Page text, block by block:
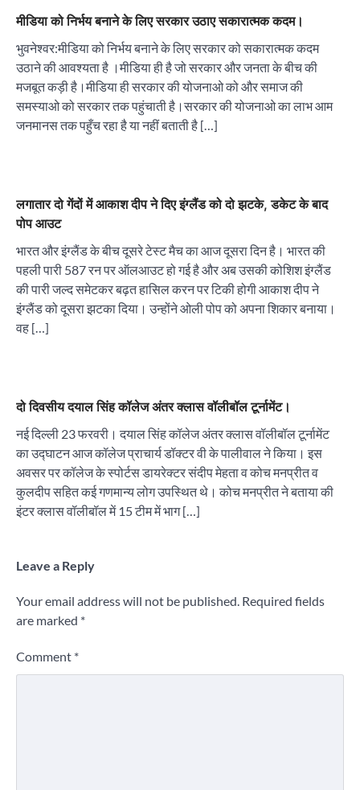
मीडिया को निर्भय बनाने के लिए सरकार उठाए सकारात्मक कदम।
भुवनेश्वर:मीडिया को निर्भय बनाने के लिए सरकार को सकारात्मक कदम
उठाने की आवश्यता है ।मीडिया ही है जो सरकार और जनता के बीच की
मजबूत कड़ी है।मीडिया ही सरकार की योजनाओ को और समाज की
समस्याओ को सरकार तक पहुंचाती है।सरकार की योजनाओ का लाभ आम
जनमानस तक पहुँच रहा है या नहीं बताती है […]
लगातार दो गेंदों में आकाश दीप ने दिए इंग्लैंड को दो झटके, डकेट के बाद
पोप आउट
भारत और इंग्लैंड के बीच दूसरे टेस्ट मैच का आज दूसरा दिन है। भारत की
पहली पारी 587 रन पर ऑलआउट हो गई है और अब उसकी कोशिश इंग्लैंड
की पारी जल्द समेटकर बढ़त हासिल करन पर टिकी होगी आकाश दीप ने
इंग्लैंड को दूसरा झटका दिया। उन्होंने ओली पोप को अपना शिकार बनाया।
वह […]
दो दिवसीय दयाल सिंह कॉलेज अंतर क्लास वॉलीबॉल टूर्नामेंट।
नई दिल्ली 23 फरवरी। दयाल सिंह कॉलेज अंतर क्लास वॉलीबॉल टूर्नामेंट
का उद्घाटन आज कॉलेज प्राचार्य डॉक्टर वी के पालीवाल ने किया। इस
अवसर पर कॉलेज के स्पोर्टस डायरेक्टर संदीप मेहता व कोच मनप्रीत व
कुलदीप सहित कई गणमान्य लोग उपस्थित थे। कोच मनप्रीत ने बताया की
इंटर क्लास वॉलीबॉल में 15 टीम में भाग […]
Leave a Reply
Your email address will not be published. Required fields
are marked *
Comment *